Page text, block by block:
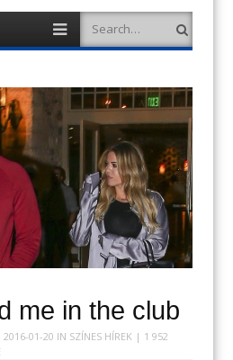
Search
me in the club
2016-01-20 IN SZÍNES HÍREK| 1 952